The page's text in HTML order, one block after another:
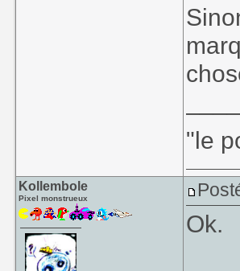
"le
Kollembole
Pixel monstrueux
Ok.